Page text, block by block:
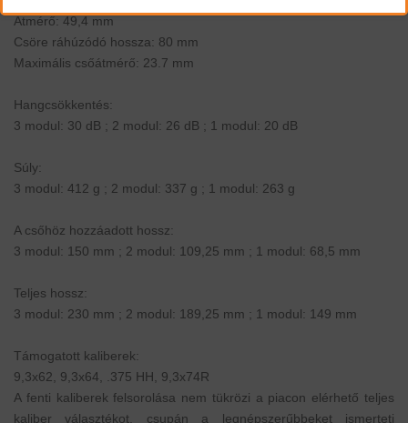
Átmérő: 49,4 mm
Csöre ráhúzódó hossza: 80 mm
Maximális csőátmérő: 23.7 mm
Hangcsökkentés:
3 modul: 30 dB ; 2 modul: 26 dB ; 1 modul: 20 dB
Súly:
3 modul: 412 g ; 2 modul: 337 g ; 1 modul: 263 g
A csőhöz hozzáadott hossz:
3 modul: 150 mm ; 2 modul: 109,25 mm ; 1 modul: 68,5 mm
Teljes hossz:
3 modul: 230 mm ; 2 modul: 189,25 mm ; 1 modul: 149 mm
Támogatott kaliberek:
9,3x62, 9,3x64, .375 HH, 9,3x74R
A fenti kaliberek felsorolása nem tükrözi a piacon elérhető teljes
kaliber választékot, csupán a legnépszerűbbeket ismerteti